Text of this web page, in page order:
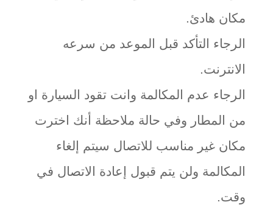
مكان هادئ.
الرجاء التأكد قبل الموعد من سرعه
الانترنت.
الرجاء عدم المكالمة وانت تقود السيارة او
من المطار وفي حالة ملاحظة أنك اخترت
مكان غير مناسب للاتصال سيتم إلغاء
المكالمة ولن يتم قبول إعادة الاتصال في
وقت.